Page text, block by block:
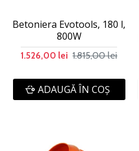
Betoniera Evotools, 180 l,
800W
1.526,00 lei 1.815,00 lei
ADAUGĂ ÎN COŞ